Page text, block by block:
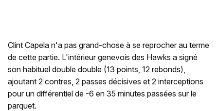
Clint Capela n'a pas grand-chose à se reprocher au terme
de cette partie. L'intérieur genevois des Hawks a signé
son habituel double double (13 points, 12 rebonds),
ajoutant 2 contres, 2 passes décisives et 2 interceptions
pour un différentiel de -6 en 35 minutes passées sur le
parquet.